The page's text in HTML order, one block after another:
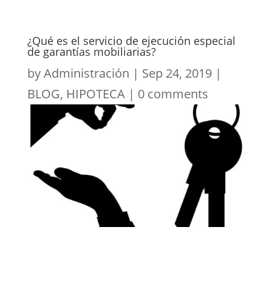
¿Qué es el servicio de ejecución especial
de garantías mobiliarias?
byAdministración | Sep 24, 2019|
BLOG, HIPOTECA| 0 comments